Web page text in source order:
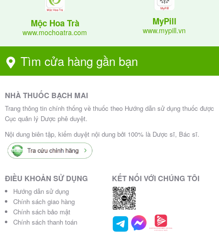
Mộc Hoa Trà
www.mochoatra.com
MyPill
www.mypill.vn
Tìm cửa hàng gần bạn
NHÀ THUỐC BẠCH MAI
Trang thông tin chính thống về thuốc theo Hướng dẫn sử dụng thuốc được
Cục quản lý Dược phê duyệt.
Nội dung biên tập, kiểm duyệt nội dung bởi 100% là Dược sĩ, Bác sĩ.
ĐIỀU KHOẢN SỬ DỤNG
Hướng dẫn sử dụng
Chính sách giao hàng
Chính sách bảo mật
Chính sách thanh toán
KẾT NỐI VỚI CHÚNG TÔI